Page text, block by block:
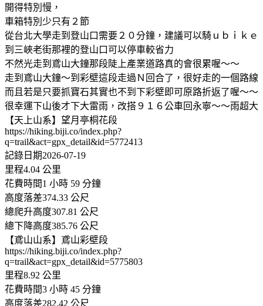
開得特別慢，
車箱特別少只有２節
從台北大學走到登山口需要２０分鐘，建議可以騎ｕｂｉｋｅ
到三峽老街那裡的登山口可以停車較省力
不然光走到鳶山大鐘那段陡上產業道路真的會很累喔～～
走到鳶山大鐘～到彩壁這段走過Ｎ回合了，很好走的一個路線
而且若是只要抓寶石其實也不到下彩壁即可原路折返了喔～～
很幸運下山後才下大雷雨，改搭９１６公車回永寧～～雨超大
【天上山系】望月亭桐花段
https://hiking.biji.co/index.php?
q=trail&act=gpx_detail&id=5772413
記錄日期2026-07-19
里程4.04 公里
花費時間1 小時 59 分鐘
高度落差374.33 公尺
總爬升高度307.81 公尺
總下降高度385.76 公尺
【鳶山山系】鳶山彩壁段
https://hiking.biji.co/index.php?
q=trail&act=gpx_detail&id=5775803
里程8.92 公里
花費時間3 小時 45 分鐘
高度落差282.42 公尺